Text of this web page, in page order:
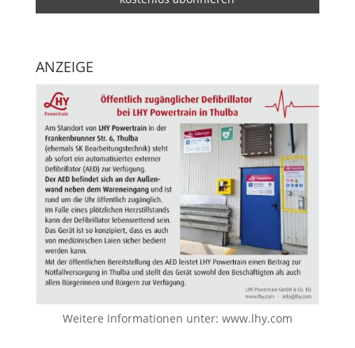
ANZEIGE
Weitere Informationen unter: www.lhy.com